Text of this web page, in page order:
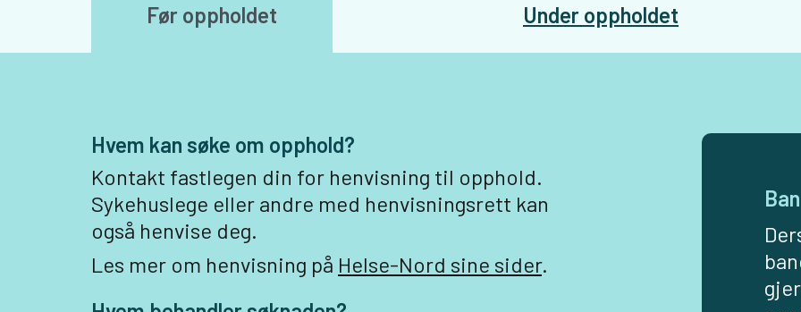
Før oppholdet Under oppholdet
Hvem kan søke om opphold?
Kontakt fastlegen din for henvisning til opphold.
Sykehuslege eller andre med henvisningsrett kan
også henvise deg.
Les mer om henvisning på Helse-Nord sine sider.